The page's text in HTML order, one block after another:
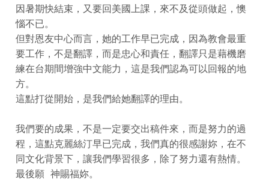
因暑期快結束，又要回美國上課，來不及從頭做起，懊
惱不已。
但對恩友中心而言，她的工作早已完成，因為教會最重
要工作，不是翻譯，而是忠心和責任，翻譯只是藉機磨
練在台期間增強中文能力，這是我們認為可以回報的地
方。
這點打從開始，是我們給她翻譯的理由。
我們要的成果，不是一定要交出稿件來，而是努力的過
程，這點克麗絲汀早已完成，我們真的很感謝妳，在不
同文化背景下，讓我們學習很多，除了努力還有熱情。
最後願 神賜福妳。